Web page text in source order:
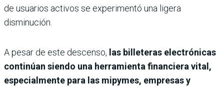
de usuarios activos se experimentó una ligera
disminución.
A pesar de este descenso, las billeteras electrónicas
continúan siendo una herramienta financiera vital,
especialmente para las mipymes, empresas y